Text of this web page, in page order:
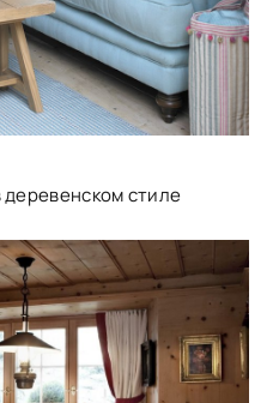
стиле